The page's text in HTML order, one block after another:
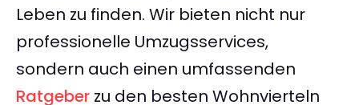
Leben zu finden. Wir bieten nicht nur
professionelle Umzugsservices,
sondern auch einen umfassenden
Ratgeber zu den besten Wohnvierteln